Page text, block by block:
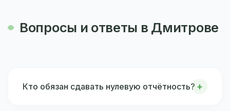
Вопросы и ответы в Дмитрове
Кто обязан сдавать нулевую отчётность?